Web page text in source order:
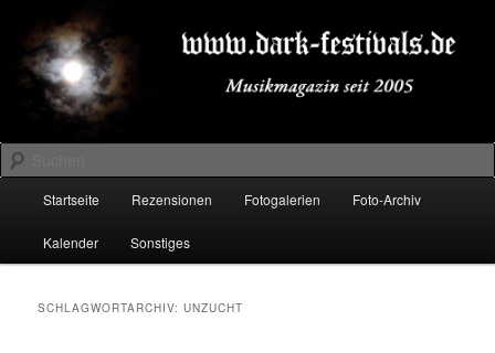
primären
Inhalt
springen
sekundären
Inhalt
springenDARK-FESTIVALS.DE
Suchen
Startseite Rezensionen Fotogalerien Foto-Archiv
Kalender Sonstiges
SCHLAGWORTARCHIV:UNZUCHT